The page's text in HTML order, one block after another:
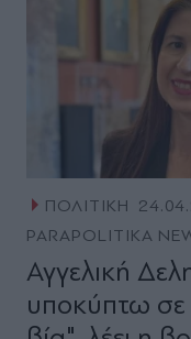
ΠΟΛΙΤΙΚΗ
PARAPOLITIKA
Αγγελική
υποκύπτω σε